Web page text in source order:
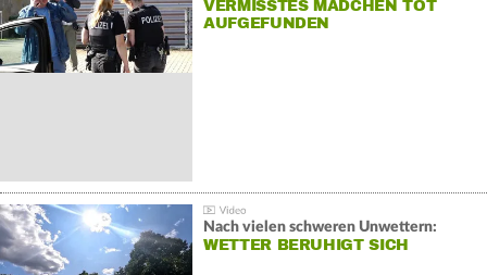
VERMISSTES MÄDCHEN TOT
AUFGEFUNDEN
Nach vielen schweren Unwettern:
WETTER BERUHIGT SICH